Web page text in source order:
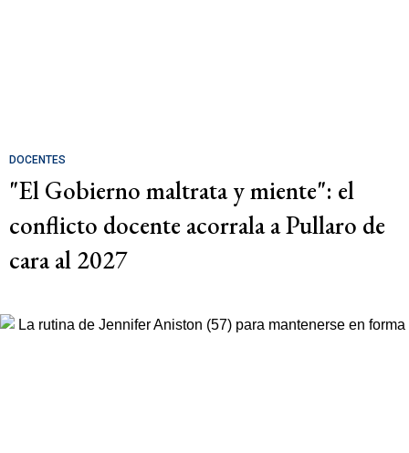
DOCENTES
"El Gobierno maltrata y miente": el
conflicto docente acorrala a Pullaro de
cara al 2027